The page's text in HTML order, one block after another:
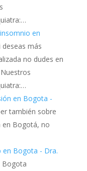
en
más
no dudes en
en Bogota -
también sobre
en Bogotá, no
en Bogota - Dra.
Bogota